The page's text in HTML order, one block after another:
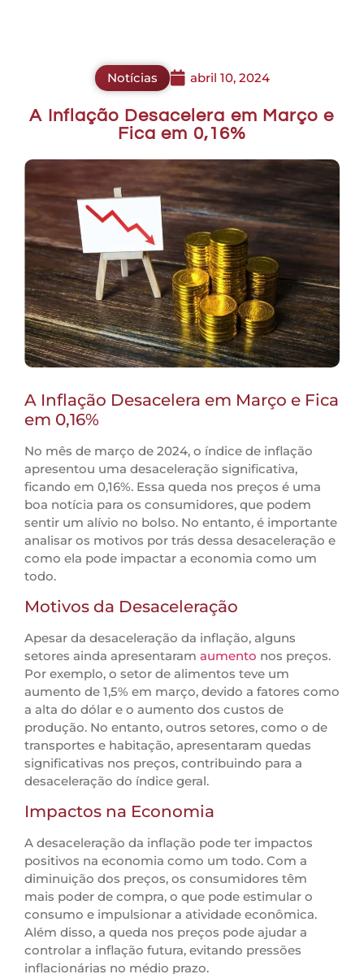
Notícias abril 10, 2024
A Inflação Desacelera em Março e
Fica em 0,16%
A Inflação Desacelera em Março e Fica
em 0,16%
No mês de março de 2024, o índice de inflação
apresentou uma desaceleração significativa,
ficando em 0,16%. Essa queda nos preços é uma
boa notícia para os consumidores, que podem
sentir um alívio no bolso. No entanto, é importante
analisar os motivos por trás dessa desaceleração e
como ela pode impactar a economia como um
todo.
Motivos da Desaceleração
Apesar da desaceleração da inflação, alguns
setores ainda apresentaram aumento nos preços.
Por exemplo, o setor de alimentos teve um
aumento de 1,5% em março, devido a fatores como
a alta do dólar e o aumento dos custos de
produção. No entanto, outros setores, como o de
transportes e habitação, apresentaram quedas
significativas nos preços, contribuindo para a
desaceleração do índice geral.
Impactos na Economia
A desaceleração da inflação pode ter impactos
positivos na economia como um todo. Com a
diminuição dos preços, os consumidores têm
mais poder de compra, o que pode estimular o
consumo e impulsionar a atividade econômica.
Além disso, a queda nos preços pode ajudar a
controlar a inflação futura, evitando pressões
inflacionárias no médio prazo.